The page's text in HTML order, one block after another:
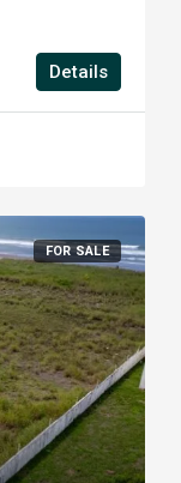
Details
FOR SALE